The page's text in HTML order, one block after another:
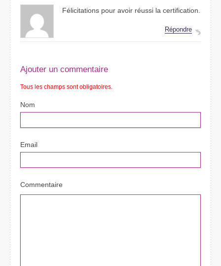
Félicitations pour avoir réussi la certification.
Répondre
Ajouter un commentaire
Tous les champs sont obligatoires.
Nom
Email
Commentaire